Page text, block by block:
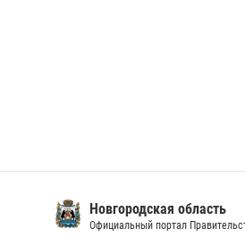
Новгородская область
Официальный портал